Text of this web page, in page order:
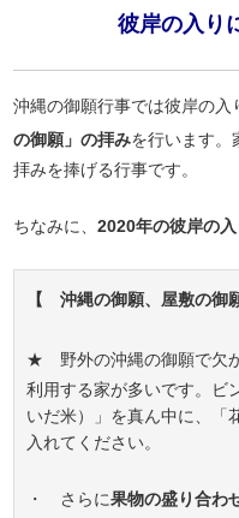
彼岸の入り
沖縄の御願行事では彼岸の入
の御願」の拝みを行います。
拝みを捧げる行事です。
ちなみに、2020年の彼岸の入
【 沖縄の御願、屋敷の御
★ 野外の沖縄の御願で欠
利用する家が多いです。ビ
いだ米）」を真ん中に、「
入れてください。
・ さらに果物の盛り合わ